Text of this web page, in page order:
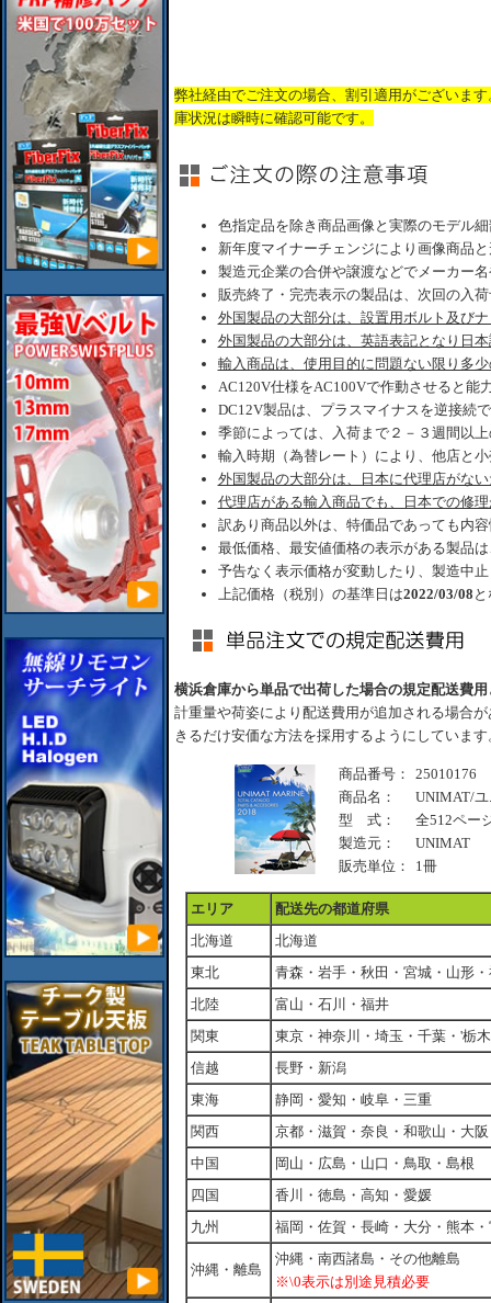
弊社経由でご注文の場合、割引適用がございま
庫状況は瞬時に確認可能です。
色指定品を除き商品画像と実際のモデル
新年度マイナーチェンジにより画像商品
製造元企業の合併や譲渡などでメーカー
販売終了・完売表示の製品は、次回の入
外国製品の大部分は、設置用ボルト及び
外国製品の大部分は、英語表記となり日
輸入商品は、使用目的に問題ない限り多
AC120V仕様をAC100Vで作動させると能
DC12V製品は、プラスマイナスを逆接続
季節によっては、入荷まで２－３週間以
輸入時期（為替レート）により、他店と
外国製品の大部分は、日本に代理店がな
代理店がある輸入商品でも、日本での修
訳あり商品以外は、特価品であっても内
最低価格、最安値価格の表示がある製品
予告なく表示価格が変動したり、製造中
上記価格（税別）の基準日は2022/03/08
横浜倉庫から単品で出荷した場合の規定配送費用
計重量や荷姿により配送費用が追加される場合
きるだけ安価な方法を採用するようにしています
商品番号：
25010176
商品名：
UNIMAT/
型 式：
全512ペー
製造元：
UNIMAT
販売単位：
1冊
エリア
配送先の都道府県
北海道
北海道
東北
青森・岩手・秋田・宮城・山形
北陸
富山・石川・福井
関東
東京・神奈川・埼玉・千葉・'栃
信越
長野・新潟
東海
静岡・愛知・岐阜・三重
関西
京都・滋賀・奈良・和歌山・大
中国
岡山・広島・山口・鳥取・島根
四国
香川・徳島・高知・愛媛
九州
福岡・佐賀・長崎・大分・熊本
沖縄・離島
沖縄・南西諸島・その他離島
※\0表示は別途見積必要